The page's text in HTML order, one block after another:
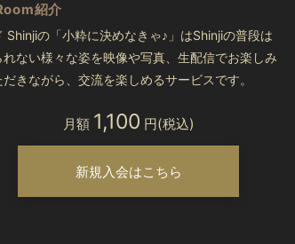
紹介
Shinjiの「小粋に決めなきゃ♪」はShinjiの普段は
れない様々な姿を映像や写真、生配信でお楽しみ
だきながら、交流を楽しめるサービスです。
月額 1,100 円(税込)
新規入会はこちら